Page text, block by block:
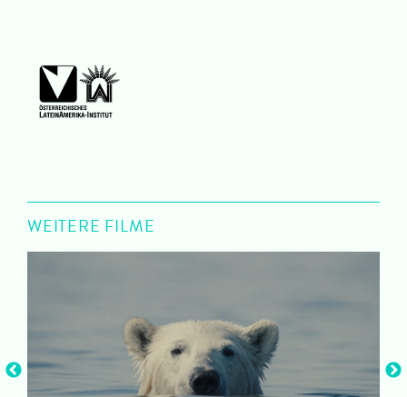
WEITERE FILME